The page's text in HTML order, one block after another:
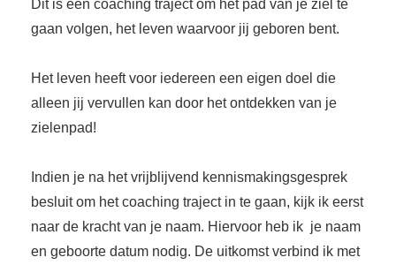
Dit is een coaching traject om het pad van je ziel te
gaan volgen, het leven waarvoor jij geboren bent.
Het leven heeft voor iedereen een eigen doel die
alleen jij vervullen kan door het ontdekken van je
zielenpad!
Indien je na het vrijblijvend kennismakingsgesprek
besluit om het coaching traject in te gaan, kijk ik eerst
naar de kracht van je naam. Hiervoor heb ik je naam
en geboorte datum nodig. De uitkomst verbind ik met
kan de
worden
over